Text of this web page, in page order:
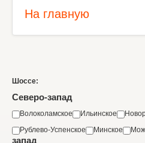
На главную
Аренда
Вакансии
Участки
Квартиры
Шоссе:
Северо-запад
Волоколамское Ильинское
Рублево-Успенское Минское
запад